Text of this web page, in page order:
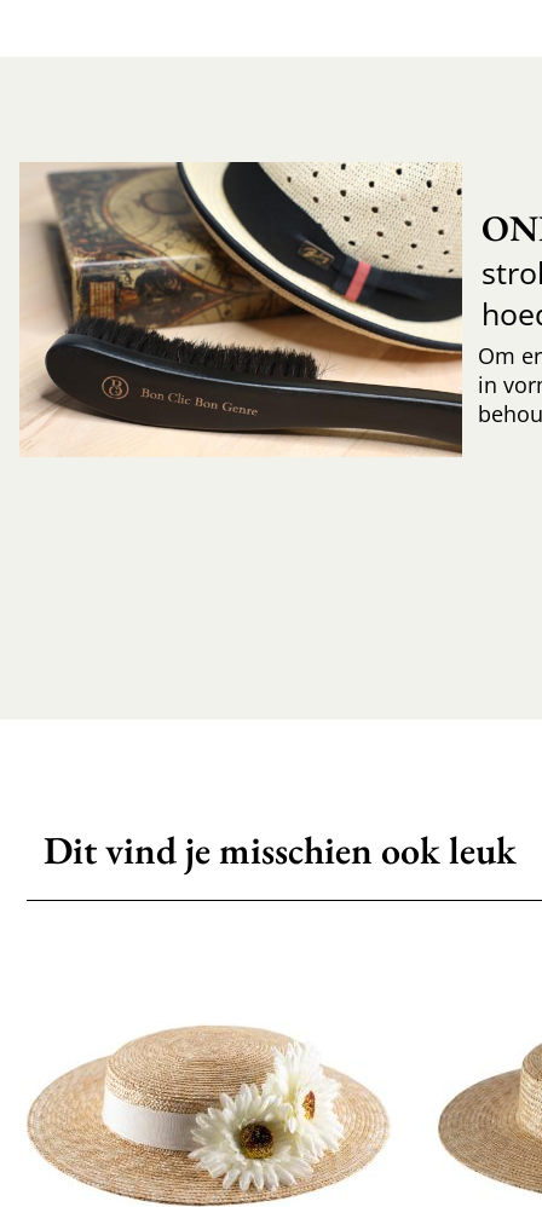
Om
in
Dit vind je misschien ook leuk